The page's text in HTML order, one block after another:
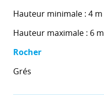
Hauteur minimale : 4 m
Hauteur maximale : 6 m
Rocher
Grés